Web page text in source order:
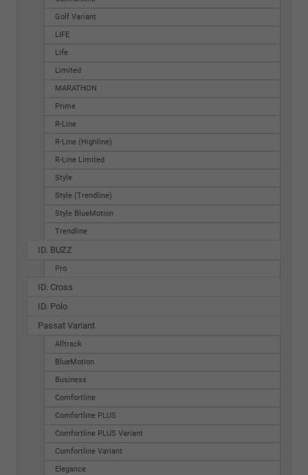
Golf Variant
LIFE
Life
Limited
MARATHON
Prime
R-Line
R-Line (Highline)
R-Line Limited
Style
Style (Trendline)
Style BlueMotion
Trendline
ID. BUZZ
Pro
ID. Cross
ID. Polo
Passat Variant
Alltrack
BlueMotion
Business
Comfortline
Comfortline PLUS
Comfortline PLUS Variant
Comfortline Variant
Elegance